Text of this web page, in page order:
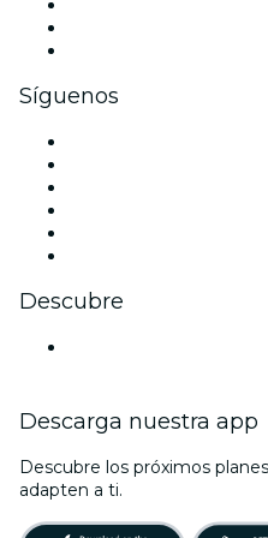
Síguenos
Descubre
Descarga nuestra app
Descubre los próximos
adapten a ti.